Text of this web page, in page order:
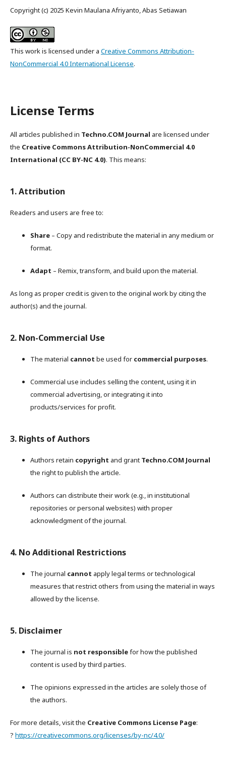
Copyright (c) 2025 Kevin Maulana Afriyanto, Abas Setiawan
This work is licensed under a Creative Commons Attribution-
NonCommercial 4.0 International License.
License Terms
All articles published in Techno.COM Journal are licensed under
the Creative Commons Attribution-NonCommercial 4.0
International (CC BY-NC 4.0). This means:
1. Attribution
Readers and users are free to:
Share – Copy and redistribute the material in any medium or
format.
Adapt – Remix, transform, and build upon the material.
As long as proper credit is given to the original work by citing the
author(s) and the journal.
2. Non-Commercial Use
The material cannot be used for commercial purposes.
Commercial use includes selling the content, using it in
commercial advertising, or integrating it into
products/services for profit.
3. Rights of Authors
Authors retain copyright and grant Techno.COM Journal
the right to publish the article.
Authors can distribute their work (e.g., in institutional
repositories or personal websites) with proper
acknowledgment of the journal.
4. No Additional Restrictions
The journal cannot apply legal terms or technological
measures that restrict others from using the material in ways
allowed by the license.
5. Disclaimer
The journal is not responsiblefor how the published
content is used by third parties.
The opinions expressed in the articles are solely those of
the authors.
For more details, visit the Creative Commons License Page:
? https://creativecommons.org/licenses/by-nc/4.0/